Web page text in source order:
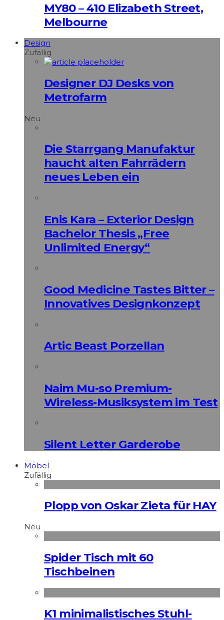
MY80 – 410 Elizabeth Street,
Melbourne
Design
Zufällig
Designer DJ Desks von
Metrofarm
Neu
Die Starrgang Manufaktur
haucht alten Fahrrädern
neues Leben ein
Enis Kara – Exterior Design
Bachelor Thesis „Free
Unlimited Energy“
Good Medicine Tastes Bitter –
Innovatives Designkonzept
Artic Beast Porzellan
Naim Mu-so Premium-
Wireless-Musiksystem im Test
Silent Letter Garderobe
Möbel
Zufällig
Plopp von Oskar Zieta für HAY
Neu
Spider Tisch mit 60
Tischbeinen
K1 minimalistisches Stuhl-